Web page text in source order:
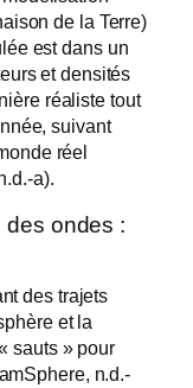
de la Terre)
est dans un
et densités
réaliste tout
suivant
réel
a).
des ondes :
des trajets
et la
sauts » pour
n.d.-